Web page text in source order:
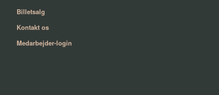
Billetsalg
Kontakt os
Medarbejder-login